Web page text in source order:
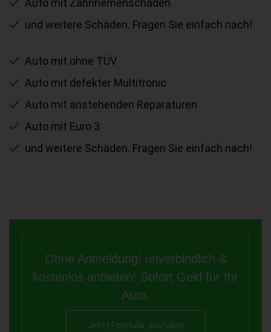
Auto mit Zahnriemenschaden
und weitere Schäden. Fragen Sie einfach nach!
Auto mit ohne TÜV
Auto mit defekter Multitronic
Auto mit anstehenden Reparaturen
Auto mit Euro 3
und weitere Schäden. Fragen Sie einfach nach!
Ohne Anmeldung! unverbindlich &
kostenlos anbieten! Sofort Geld für Ihr
Auto.
Jetzt Formular ausfüllen